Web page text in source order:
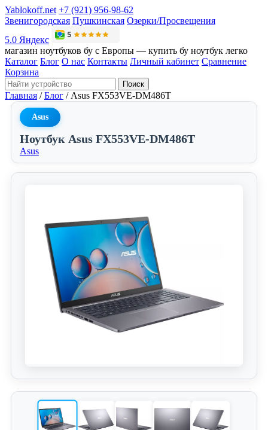
Yablokoff.net +7 (921) 956-98-62
Звенигородская Пушкинская Озерки/Просвещения
5.0 Яндекс
магазин ноутбуков бу с Европы — купить бу ноутбук легко
Каталог Блог О нас Контакты Личный кабинет Сравнение
Корзина
Поиск
Главная / Блог / Asus FX553VE-DM486T
Asus
Ноутбук Asus FX553VE-DM486T
Asus